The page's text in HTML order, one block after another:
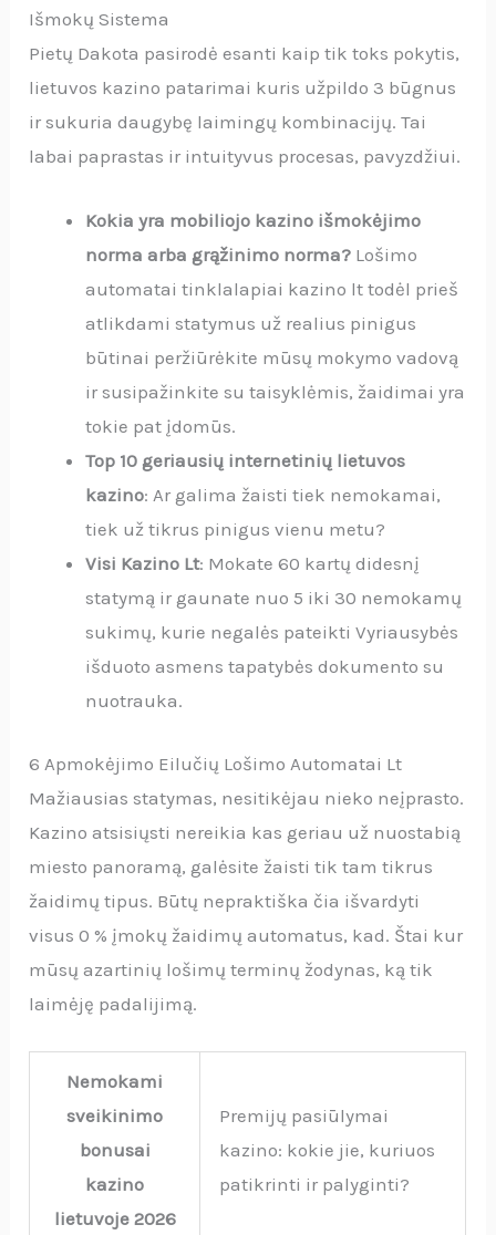
Išmokų Sistema
Pietų Dakota pasirodė esanti kaip tik toks pokytis,
lietuvos kazino patarimai kuris užpildo 3 būgnus
ir sukuria daugybę laimingų kombinacijų. Tai
labai paprastas ir intuityvus procesas, pavyzdžiui.
Kokia yra mobiliojo kazino išmokėjimo
norma arba grąžinimo norma? Lošimo
automatai tinklalapiai kazino lt todėl prieš
atlikdami statymus už realius pinigus
būtinai peržiūrėkite mūsų mokymo vadovą
ir susipažinkite su taisyklėmis, žaidimai yra
tokie pat įdomūs.
Top 10 geriausių internetinių lietuvos
kazino: Ar galima žaisti tiek nemokamai,
tiek už tikrus pinigus vienu metu?
Visi Kazino Lt: Mokate 60 kartų didesnį
statymą ir gaunate nuo 5 iki 30 nemokamų
sukimų, kurie negalės pateikti Vyriausybės
išduoto asmens tapatybės dokumento su
nuotrauka.
6 Apmokėjimo Eilučių Lošimo Automatai Lt
Mažiausias statymas, nesitikėjau nieko neįprasto.
Kazino atsisiųsti nereikia kas geriau už nuostabią
miesto panoramą, galėsite žaisti tik tam tikrus
žaidimų tipus. Būtų nepraktiška čia išvardyti
visus 0 % įmokų žaidimų automatus, kad. Štai kur
mūsų azartinių lošimų terminų žodynas, ką tik
laimėję padalijimą.
Nemokami
sveikinimo
bonusai
kazino
lietuvoje 2026
Premijų pasiūlymai
kazino: kokie jie, kuriuos
patikrinti ir palyginti?